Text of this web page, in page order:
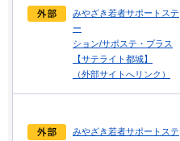
みやざき若者サポートステ
ー
ション/サポステ・プラス
【サテライト都城】
（外部サイトへリンク）
みやざき若者サポートステ